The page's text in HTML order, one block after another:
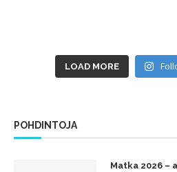
LOAD MORE
POHDINTOJA
Matka 2026 –